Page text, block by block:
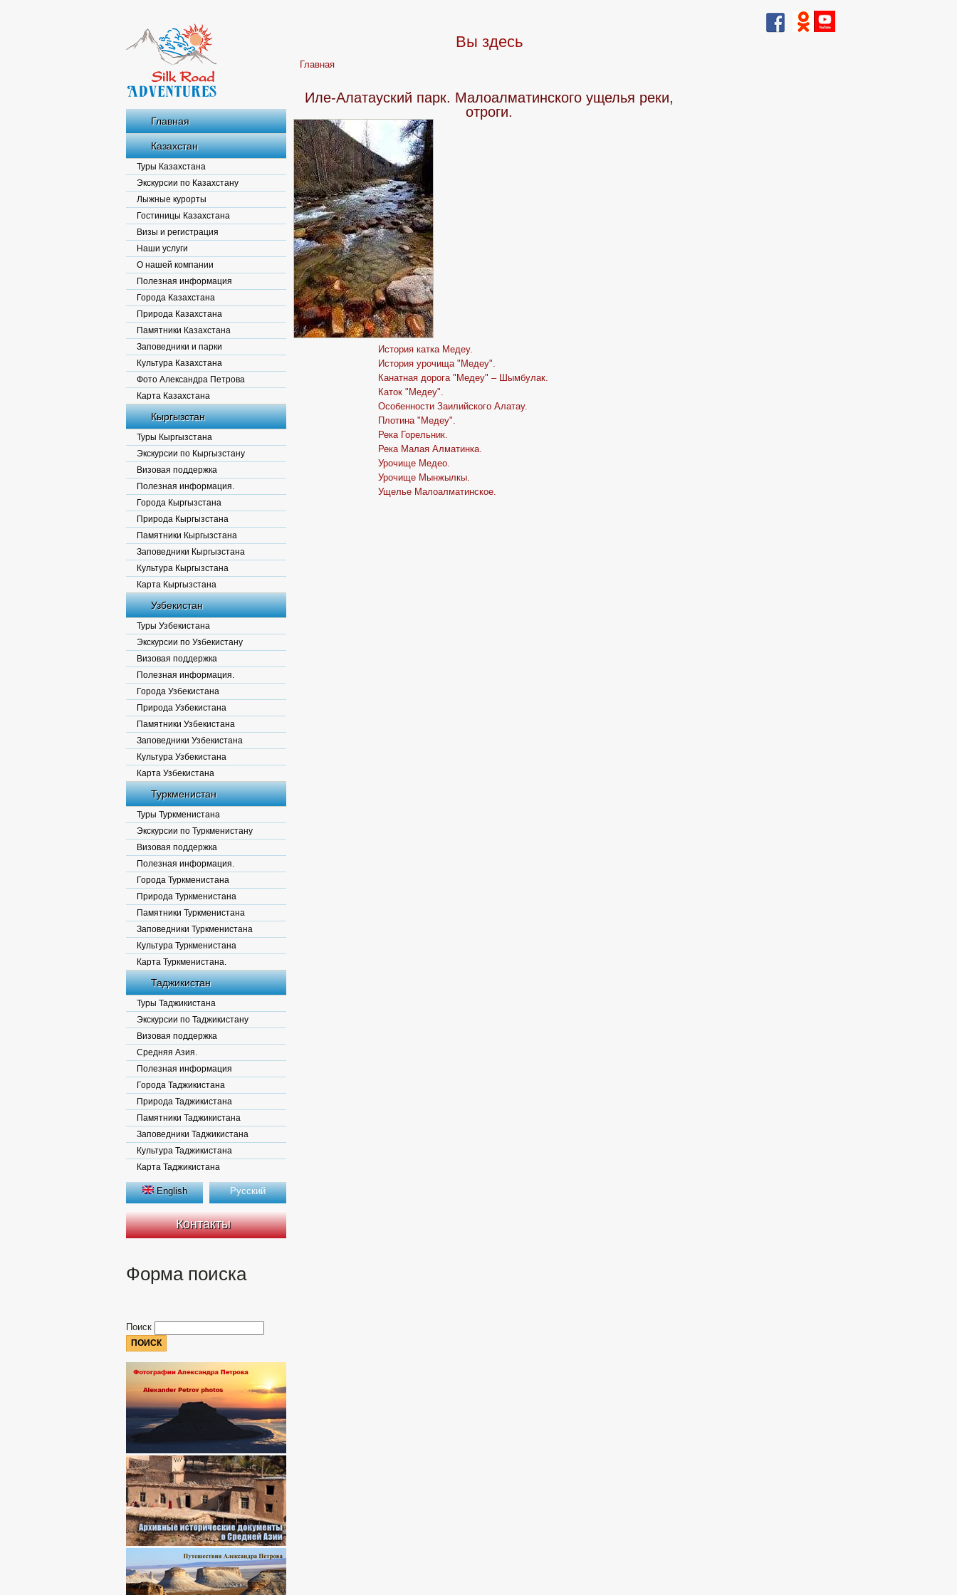
Главная
Казахстан
Туры Казахстана
Экскурсии по Казахстану
Лыжные курорты
Гостиницы Казахстана
Визы и регистрация
Наши услуги
О нашей компании
Полезная информация
Города Казахстана
Природа Казахстана
Памятники Казахстана
Заповедники и парки
Культура Казахстана
Фото Александра Петрова
Карта Казахстана
Кыргызстан
Туры Кыргызстана
Экскурсии по Кыргызстану
Визовая поддержка
Полезная информация.
Города Кыргызстана
Природа Кыргызстана
Памятники Кыргызстана
Заповедники Кыргызстана
Культура Кыргызстана
Карта Кыргызстана
Узбекистан
Туры Узбекистана
Экскурсии по Узбекистану
Визовая поддержка
Полезная информация.
Города Узбекистана
Природа Узбекистана
Памятники Узбекистана
Заповедники Узбекистана
Культура Узбекистана
Карта Узбекистана
Туркменистан
Туры Туркменистана
Экскурсии по Туркменистану
Визовая поддержка
Полезная информация.
Города Туркменистана
Природа Туркменистана
Памятники Туркменистана
Заповедники Туркменистана
Культура Туркменистана
Карта Туркменистана.
Таджикистан
Туры Таджикистана
Экскурсии по Таджикистану
Визовая поддержка
Средняя Азия.
Полезная информация
Города Таджикистана
Природа Таджикистана
Памятники Таджикистана
Заповедники Таджикистана
Культура Таджикистана
Карта Таджикистана
English Русский
Контакты
Форма поиска
Поиск
Вы здесь
Главная
Иле-Алатауский парк. Малоалматинского ущелья реки,
отроги.
История катка Медеу.
История урочища "Медеу".
Канатная дорога "Медеу" – Шымбулак.
Каток "Медеу".
Особенности Заилийского Алатау.
Плотина "Медеу".
Река Горельник.
Река Малая Алматинка.
Урочище Медео.
Урочище Мынжылкы.
Ущелье Малоалматинское.